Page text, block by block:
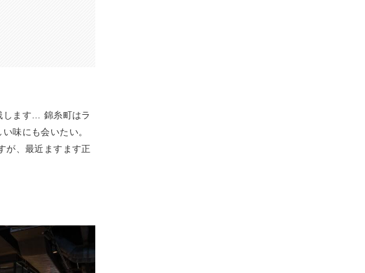
します… 錦糸町はラ
味にも会いたい。
が、最近ますます正